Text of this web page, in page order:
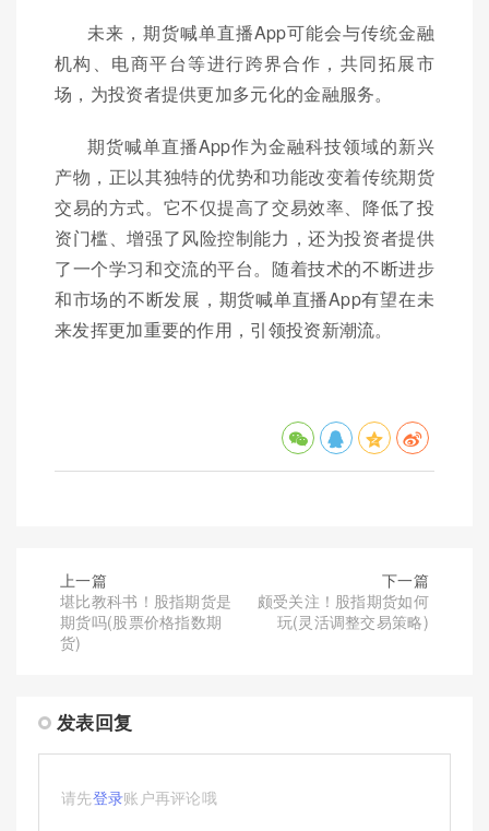
未来，期货喊单直播App可能会与传统金融
机构、电商平台等进行跨界合作，共同拓展市
场，为投资者提供更加多元化的金融服务。
期货喊单直播App作为金融科技领域的新兴
产物，正以其独特的优势和功能改变着传统期货
交易的方式。它不仅提高了交易效率、降低了投
资门槛、增强了风险控制能力，还为投资者提供
了一个学习和交流的平台。随着技术的不断进步
和市场的不断发展，期货喊单直播App有望在未
来发挥更加重要的作用，引领投资新潮流。
上一篇
堪比教科书！股指期货是
期货吗(股票价格指数期
货)
下一篇
颇受关注！股指期货如何
玩(灵活调整交易策略)
发表回复
请先登录账户再评论哦